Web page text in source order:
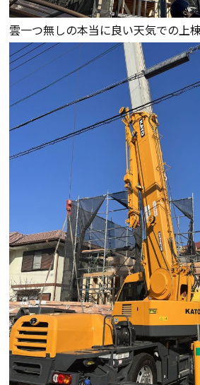
ラインナップ
施工実績
イベント・見学会
モデルハウス紹介
お客様の声
会社案内
経営理念・
会社案内
スタ
KATSUMIの
取り組み
採用情
雲一つ無しの本当に良い天気での上